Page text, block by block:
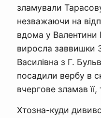
зламували
незважаючи на
вдома у Валентини
виросла заввишки
Василівна з Г.
посадили вербу в
вчергове зламав
Хтозна-куди